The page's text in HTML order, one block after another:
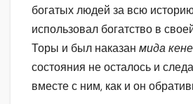
богатых людей за всю
использовал богатство в
Торы и был наказан мида кене
состояния не осталось и
вместе с ним, как и он